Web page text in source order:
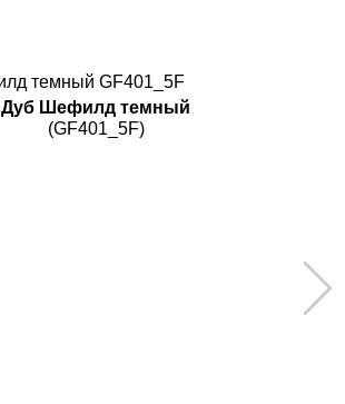
Дуб Шефилд темный
(GF401_5F)